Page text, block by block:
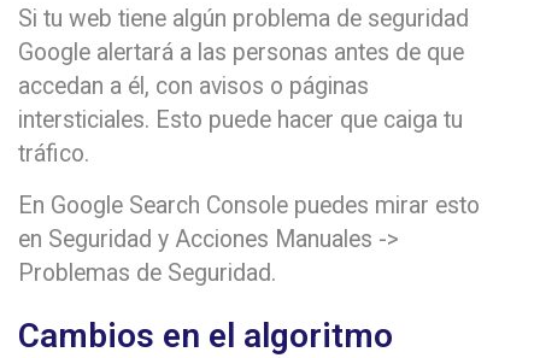
Si tu web tiene algún problema de seguridad
Google alertará a las personas antes de que
accedan a él, con avisos o páginas
intersticiales. Esto puede hacer que caiga tu
tráfico.
En Google Search Console puedes mirar esto
en Seguridad y Acciones Manuales ->
Problemas de Seguridad.
Cambios en el algoritmo